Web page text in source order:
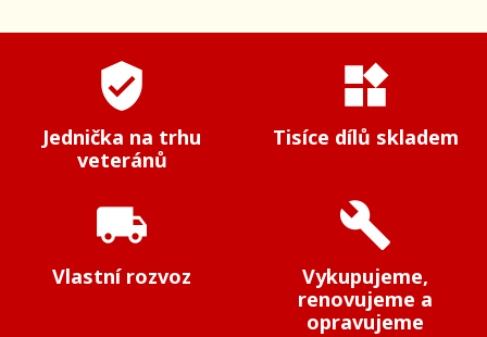
verified_user
Jednička na trhu
veteránů
widgets
Tisíce dílů skladem
local_shipping
Vlastní rozvoz
build
Vykupujeme,
renovujeme a
opravujeme